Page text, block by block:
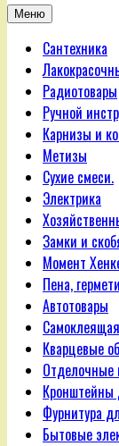
Меню
Сантехника
Радиотовары
Ручной
Карнизы и
Метизы
Сухие смеси.
Электрика
Замки и
Момент
Пена,
Автотовары
Кварцевые
Отделочные
Кронштейны
Фурнитура
Бытовые